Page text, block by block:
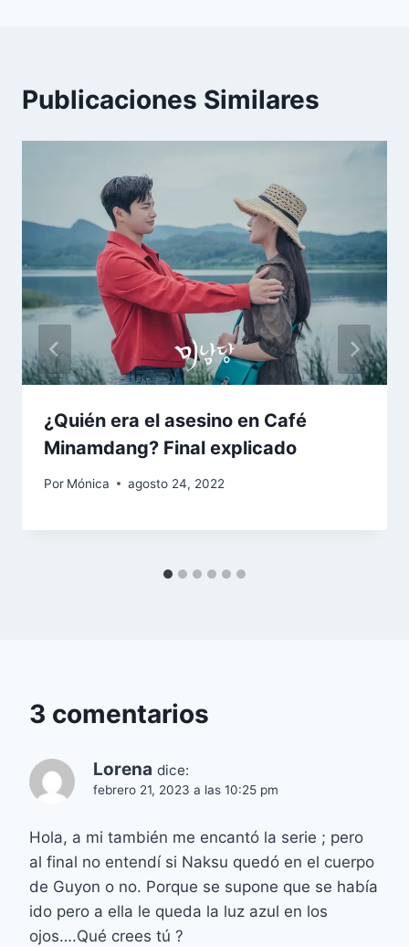
Publicaciones Similares
¿Quién era el asesino en Café
Minamdang? Final explicado
Por Mónica agosto 24, 2022
3 comentarios
Lorena dice:
febrero 21, 2023 a las 10:25 pm
Hola, a mi también me encantó la serie ; pero
al final no entendí si Naksu quedó en el cuerpo
de Guyon o no. Porque se supone que se había
ido pero a ella le queda la luz azul en los
ojos….Qué crees tú ?